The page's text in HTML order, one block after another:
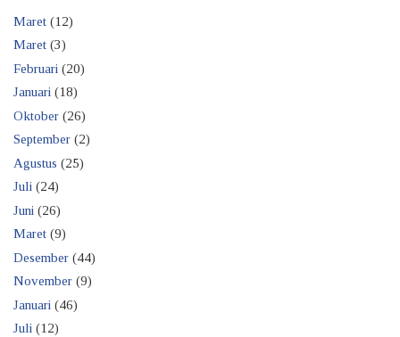
Maret (12)
Maret (3)
Februari (20)
Januari (18)
Oktober (26)
September (2)
Agustus (25)
Juli (24)
Juni (26)
Maret (9)
Desember (44)
November (9)
Januari (46)
Juli (12)